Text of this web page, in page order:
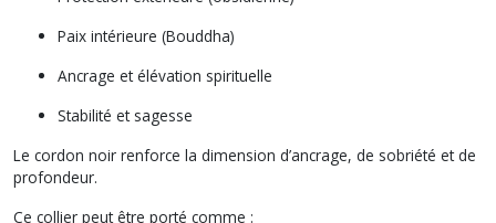
Paix intérieure (Bouddha)
Ancrage et élévation spirituelle
Stabilité et sagesse
Le cordon noir renforce la dimension d’ancrage, de sobriété et de
profondeur.
Ce collier peut être porté comme :